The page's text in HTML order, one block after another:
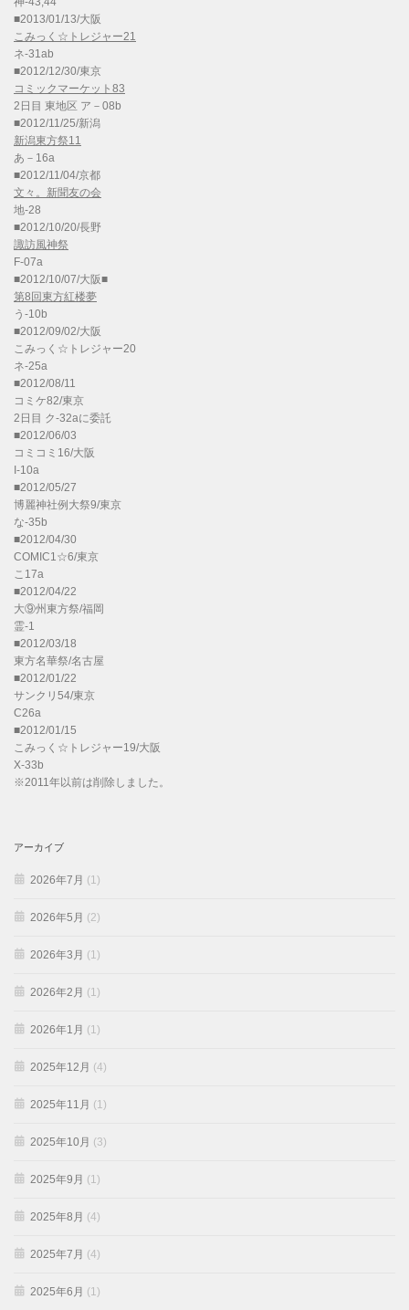
■2013/01/13/大阪
こみっく☆トレジャー21
ネ-31ab
■2012/12/30/東京
コミックマーケット83
2日目 東地区 ア－08b
■2012/11/25/新潟
新潟東方祭11
あ－16a
■2012/11/04/京都
文々。新聞友の会
地-28
■2012/10/20/長野
諏訪風神祭
F-07a
■2012/10/07/大阪■
第8回東方紅楼夢
う-10b
■2012/09/02/大阪
こみっく☆トレジャー20
ネ-25a
■2012/08/11
コミケ82/東京
2日目 ク-32aに委託
■2012/06/03
コミコミ16/大阪
I-10a
■2012/05/27
博麗神社例大祭9/東京
な-35b
■2012/04/30
COMIC1☆6/東京
こ17a
■2012/04/22
大⑨州東方祭/福岡
霊-1
■2012/03/18
東方名華祭/名古屋
■2012/01/22
サンクリ54/東京
C26a
■2012/01/15
こみっく☆トレジャー19/大阪
X-33b
※2011年以前は削除しました。
アーカイブ
2026年7月 (1)
2026年5月 (2)
2026年3月 (1)
2026年2月 (1)
2026年1月 (1)
2025年12月 (4)
2025年11月 (1)
2025年10月 (3)
2025年9月 (1)
2025年8月 (4)
2025年7月 (4)
2025年6月 (1)